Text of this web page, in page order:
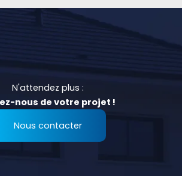
N'attendez plus :
nous de votre projet !
Nous contacter